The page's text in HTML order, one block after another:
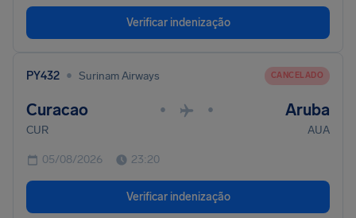
Verificar indenização
PY432 • Surinam Airways CANCELADO
Curacao • • Aruba
CUR AUA
05/08/2026 23:20
Verificar indenização